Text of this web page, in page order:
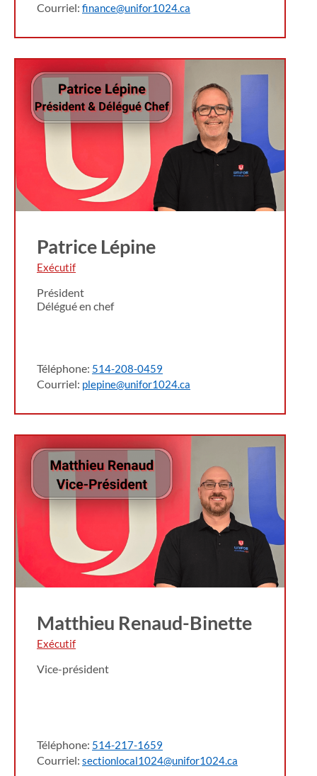
Courriel: finance@unifor1024.ca
Patrice Lépine
Exécutif
Président
Délégué en chef
Téléphone: 514-208-0459
Courriel: plepine@unifor1024.ca
Matthieu Renaud-Binette
Exécutif
Vice-président
Téléphone: 514-217-1659
Courriel: sectionlocal1024@unifor1024.ca